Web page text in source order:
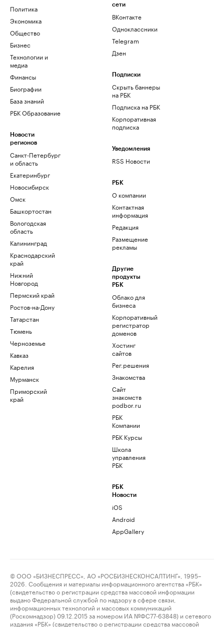
Политика
Экономика
Общество
Бизнес
Технологии и
медиа
Финансы
Биографии
База знаний
РБК Образование
Новости
регионов
Санкт-Петербург
и область
Екатеринбург
Новосибирск
Омск
Башкортостан
Вологодская
область
Калининград
Краснодарский
край
Нижний
Новгород
Пермский край
Ростов-на-Дону
Татарстан
Тюмень
Черноземье
Кавказ
Карелия
Мурманск
Приморский
край
сети
ВКонтакте
Одноклассники
Telegram
Дзен
Подписки
Скрыть баннеры
на РБК
Подписка на РБК
Корпоративная
подписка
Уведомления
RSS Новости
РБК
О компании
Контактная
информация
Редакция
Размещение
рекламы
Другие
продукты
РБК
Облако для
бизнеса
Корпоративный
регистратор
доменов
Хостинг
сайтов
Рег.решения
Знакомства
Сайт
знакомств
podbor.ru
РБК
Компании
РБК Курсы
Школа
управления
РБК
РБК
Новости
iOS
Android
AppGallery
© ООО «БИЗНЕСПРЕСС», АО «РОСБИЗНЕСКОНСАЛТИНГ», 1995–
2026. Сообщения и материалы информационного агентства «РБК»
(свидетельство о регистрации средства массовой информации
выдано Федеральной службой по надзору в сфере связи,
информационных технологий и массовых коммуникаций
(Роскомнадзор) 09.12.2015 за номером ИА №ФС77-63848) и сетевого
издания «РБК» (свидетельство о регистрации средства массовой